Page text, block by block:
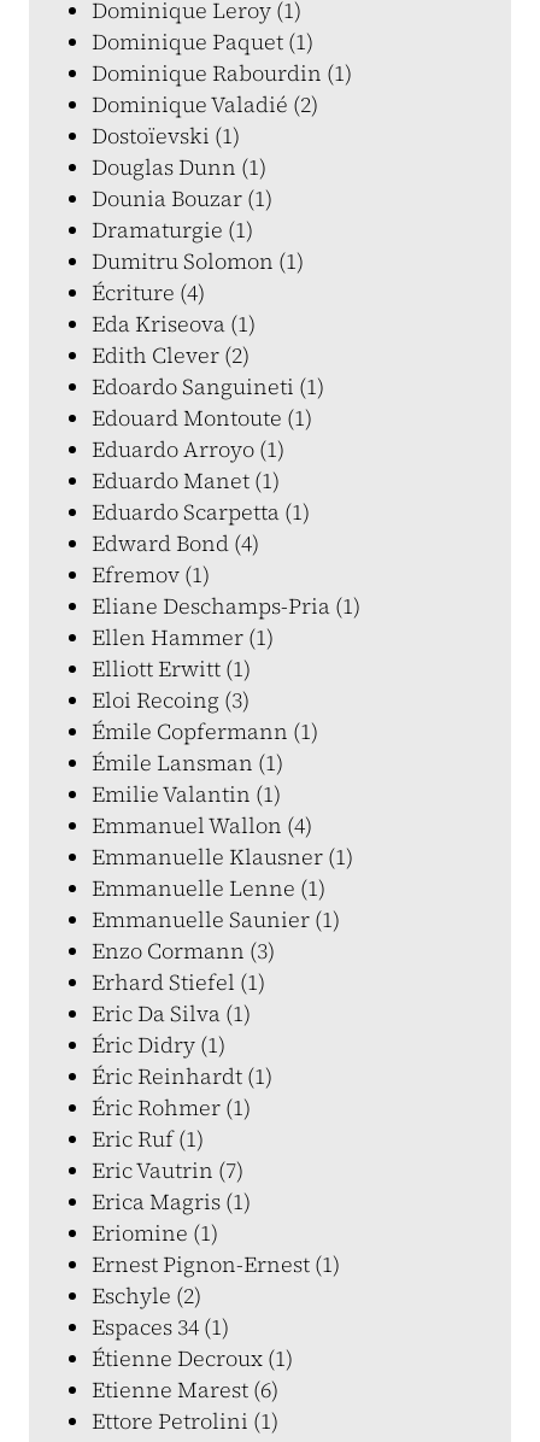
Dominique Leroy (1)
Dominique Paquet (1)
Dominique Rabourdin (1)
Dominique Valadié (2)
Dostoïevski (1)
Douglas Dunn (1)
Dounia Bouzar (1)
Dramaturgie (1)
Dumitru Solomon (1)
Écriture (4)
Eda Kriseova (1)
Edith Clever (2)
Edoardo Sanguineti (1)
Edouard Montoute (1)
Eduardo Arroyo (1)
Eduardo Manet (1)
Eduardo Scarpetta (1)
Edward Bond (4)
Efremov (1)
Eliane Deschamps-Pria (1)
Ellen Hammer (1)
Elliott Erwitt (1)
Eloi Recoing (3)
Émile Copfermann (1)
Émile Lansman (1)
Emilie Valantin (1)
Emmanuel Wallon (4)
Emmanuelle Klausner (1)
Emmanuelle Lenne (1)
Emmanuelle Saunier (1)
Enzo Cormann (3)
Erhard Stiefel (1)
Eric Da Silva (1)
Éric Didry (1)
Éric Reinhardt (1)
Éric Rohmer (1)
Eric Ruf (1)
Eric Vautrin (7)
Erica Magris (1)
Eriomine (1)
Ernest Pignon-Ernest (1)
Eschyle (2)
Espaces 34 (1)
Étienne Decroux (1)
Etienne Marest (6)
Ettore Petrolini (1)